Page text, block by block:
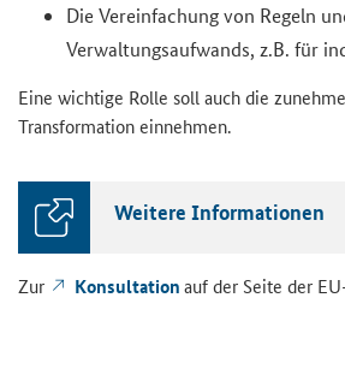
Die Ver­ein­fa­chung von Re­geln
Ver­wal­tungs­auf­wands, z.B. für
Eine wich­ti­ge Rolle soll auch die
Trans­for­ma­ti­on ein­neh­men.
Wei­te­re In­for­ma­tio­nen
Zur Kon­sul­ta­ti­onauf der Seite der